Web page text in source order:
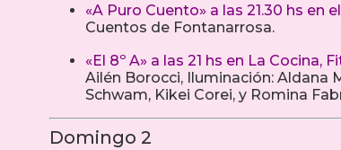
«A Puro Cuento» a las 21.30 hs en
Cuentos de Fontanarrosa.
«El 8º A» a las 21 hs en La Cocina,
Ailén Borocci, Iluminación: Aldana
Schwam, Kikei Corei, y Romina
Domingo 2